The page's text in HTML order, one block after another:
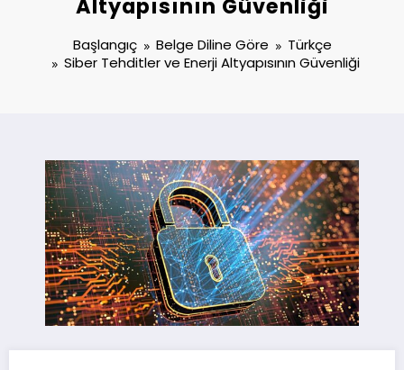
Altyapısının Güvenliği
Başlangıç Belge Diline Göre
Türkçe
Siber Tehditler ve Enerji Altyapısının Güvenliği